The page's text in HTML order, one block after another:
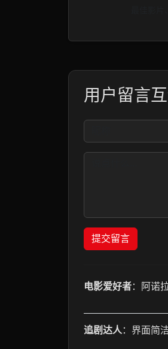
用户留言
提交留言
电影爱好者：阿诺
追剧达人 ：界面简